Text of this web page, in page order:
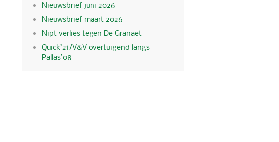
Nieuwsbrief juni 2026
Nieuwsbrief maart 2026
Nipt verlies tegen De Granaet
Quick’21/V&V overtuigend langs
Pallas’08